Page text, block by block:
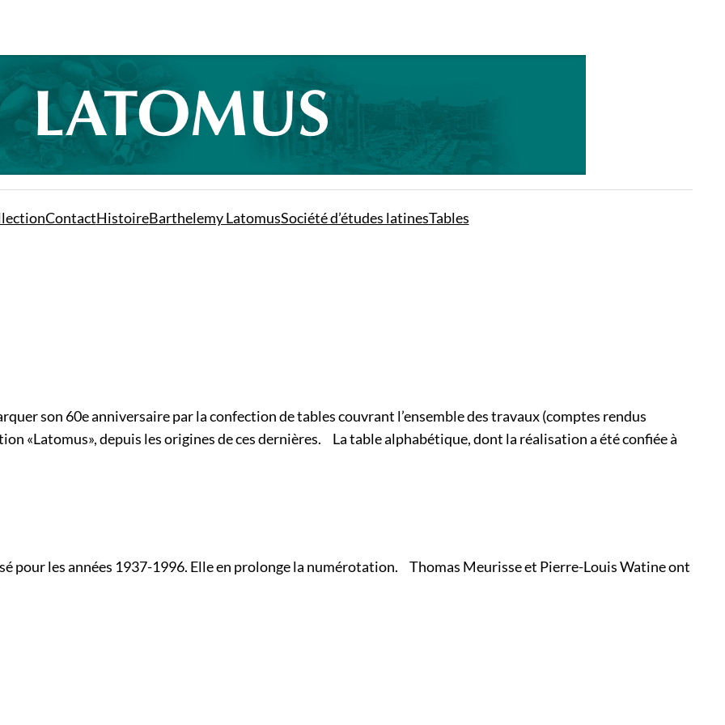
ContactHistoireBarthelemy LatomusSociété d’études latinesTables
son 60e anniversaire par la confection de tables couvrant l’ensemble des travaux (comptes rendus
«Latomus», depuis les origines de ces dernières. La table alphabétique, dont la réalisation a été confiée à
pour les années 1937-1996. Elle en prolonge la numérotation. Thomas Meurisse et Pierre-Louis Watine ont